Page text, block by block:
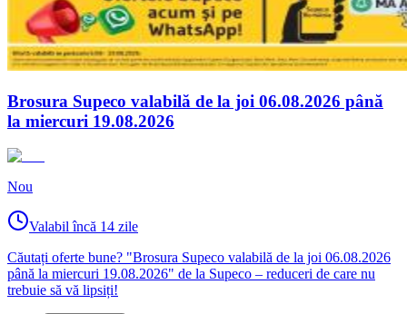
Brosura Supeco valabilă de la joi 06.08.2026 până
la miercuri 19.08.2026
Nou
Valabil încă 14 zile
Căutați oferte bune? "Brosura Supeco valabilă de la joi 06.08.2026
până la miercuri 19.08.2026" de la Supeco – reduceri de care nu
trebuie să vă lipsiți!